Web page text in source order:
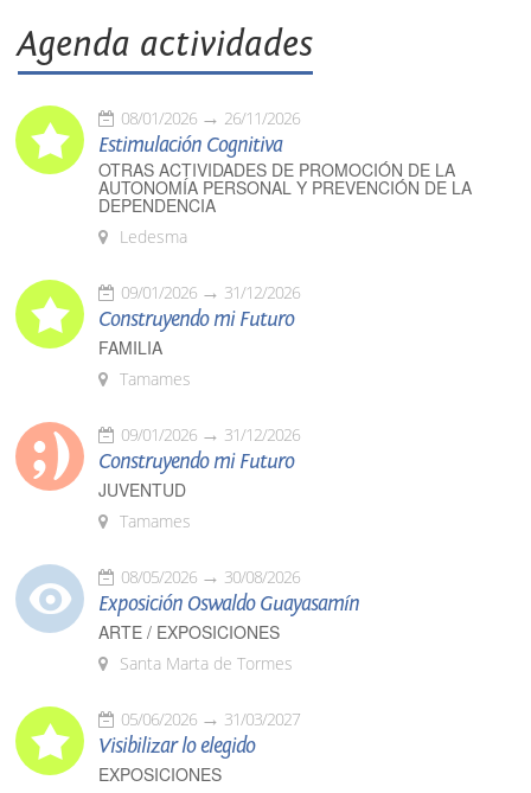
Agenda actividades
08/01/2026 26/11/2026
Estimulación Cognitiva
OTRAS ACTIVIDADES DE PROMOCIÓN DE LA
AUTONOMÍA PERSONAL Y PREVENCIÓN DE LA
DEPENDENCIA
Ledesma
09/01/2026 31/12/2026
Construyendo mi Futuro
FAMILIA
Tamames
09/01/2026 31/12/2026
Construyendo mi Futuro
JUVENTUD
Tamames
08/05/2026 30/08/2026
Exposición Oswaldo Guayasamín
ARTE / EXPOSICIONES
Santa Marta de Tormes
05/06/2026 31/03/2027
Visibilizar lo elegido
EXPOSICIONES